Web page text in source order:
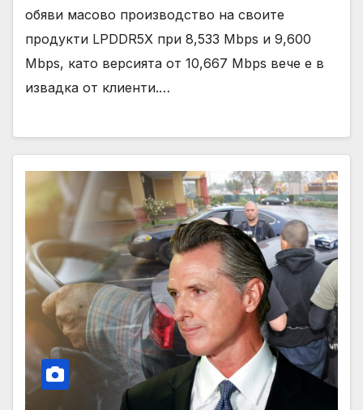
обяви масово производство на своите
продукти LPDDR5X при 8,533 Mbps и 9,600
Mbps, като версията от 10,667 Mbps вече е в
извадка от клиенти.…